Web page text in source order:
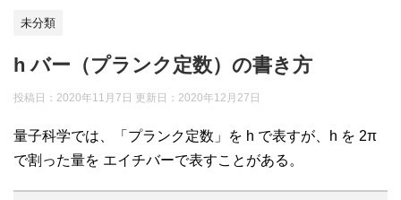
未分類
h バー（プランク定数）の書き方
投稿日：2020年11月7日 更新日： 2020年12月27日
量子科学では、「プランク定数」を h で表すが、h を 2π
で割った量を エイチバーで表すことがある。